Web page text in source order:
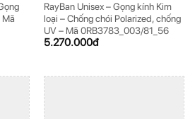
RayBan Unisex – Gọng kính Kim
loại – Chống chói Polarized, chống
UV – Mã 0RB3783_003/81_56
5.270.000đ
NGAY ĐỂ NHẬN
& ưu đãi đặc biệt dành riêng
cho bạn!
NGAY ĐỂ NHẬN
và ưu đãi quà tặng dành riêng
cho bạn!